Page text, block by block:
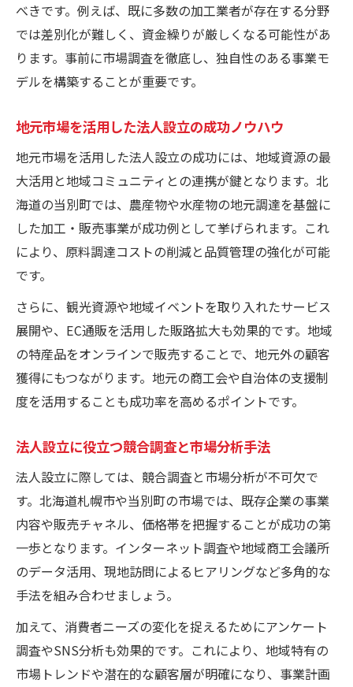
べきです。例えば、既に多数の加工業者が存在する分野
では差別化が難しく、資金繰りが厳しくなる可能性があ
ります。事前に市場調査を徹底し、独自性のある事業モ
デルを構築することが重要です。
地元市場を活用した法人設立の成功ノウハウ
地元市場を活用した法人設立の成功には、地域資源の最
大活用と地域コミュニティとの連携が鍵となります。北
海道の当別町では、農産物や水産物の地元調達を基盤に
した加工・販売事業が成功例として挙げられます。これ
により、原料調達コストの削減と品質管理の強化が可能
です。
さらに、観光資源や地域イベントを取り入れたサービス
展開や、EC通販を活用した販路拡大も効果的です。地域
の特産品をオンラインで販売することで、地元外の顧客
獲得にもつながります。地元の商工会や自治体の支援制
度を活用することも成功率を高めるポイントです。
法人設立に役立つ競合調査と市場分析手法
法人設立に際しては、競合調査と市場分析が不可欠で
す。北海道札幌市や当別町の市場では、既存企業の事業
内容や販売チャネル、価格帯を把握することが成功の第
一歩となります。インターネット調査や地域商工会議所
のデータ活用、現地訪問によるヒアリングなど多角的な
手法を組み合わせましょう。
加えて、消費者ニーズの変化を捉えるためにアンケート
調査やSNS分析も効果的です。これにより、地域特有の
市場トレンドや潜在的な顧客層が明確になり、事業計画